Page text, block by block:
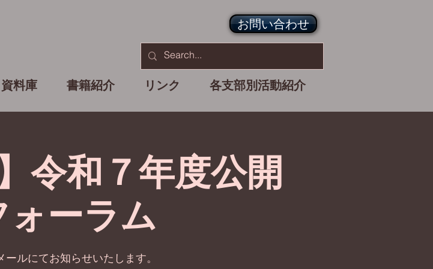
資料庫 書籍紹介 リンク 各支部別活動紹介
お問い合わせ
令和７年度公開
ォーラム
ールにてお知らせいたします。